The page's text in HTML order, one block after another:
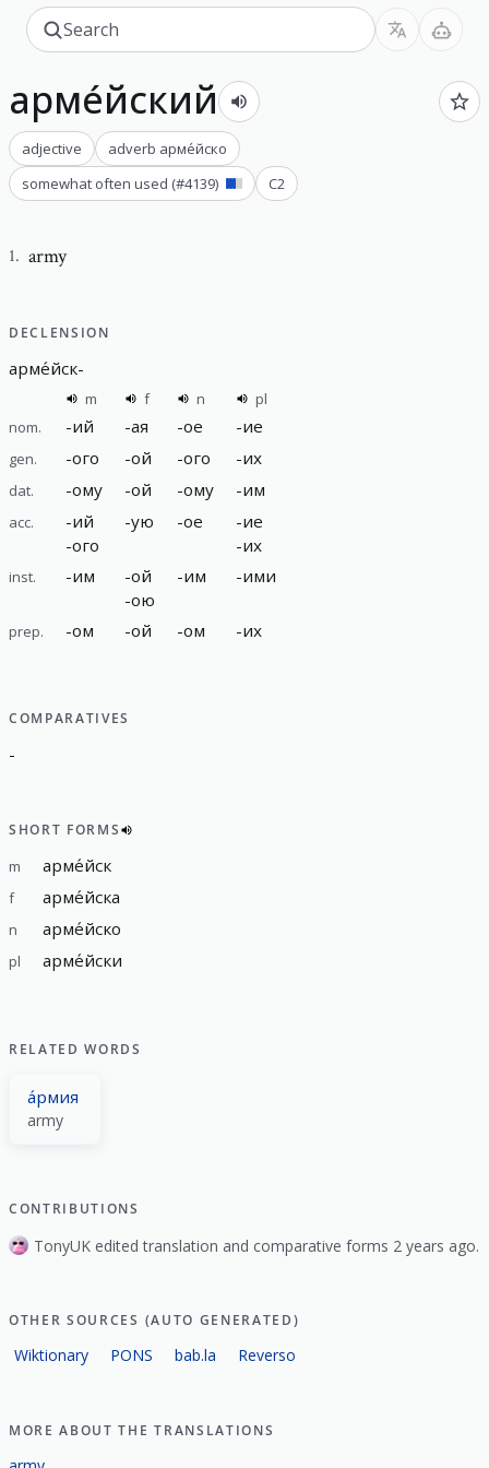
арме́йский
adjective adverb арме́йско
somewhat often used (#4139) C2
1. army
DECLENSION
арме́йск-
m f n
pl
nom.
-ий -ая -ое -ие
gen. -ого -ой -ого -их
dat. -ому -ой -ому -им
acc. -ий
-ого
-ую -ое -ие
-их
inst. -им -ой
-ою
-им -ими
prep. -ом -ой -ом -их
COMPARATIVES
-
SHORT FORMS
m арме́йск
f арме́йска
n арме́йско
pl арме́йски
RELATED WORDS
а́рмия
army
CONTRIBUTIONS
TonyUK edited translation and comparative forms 2 years ago.
OTHER SOURCES (AUTO GENERATED)
Wiktionary PONS bab.la Reverso
MORE ABOUT THE TRANSLATIONS